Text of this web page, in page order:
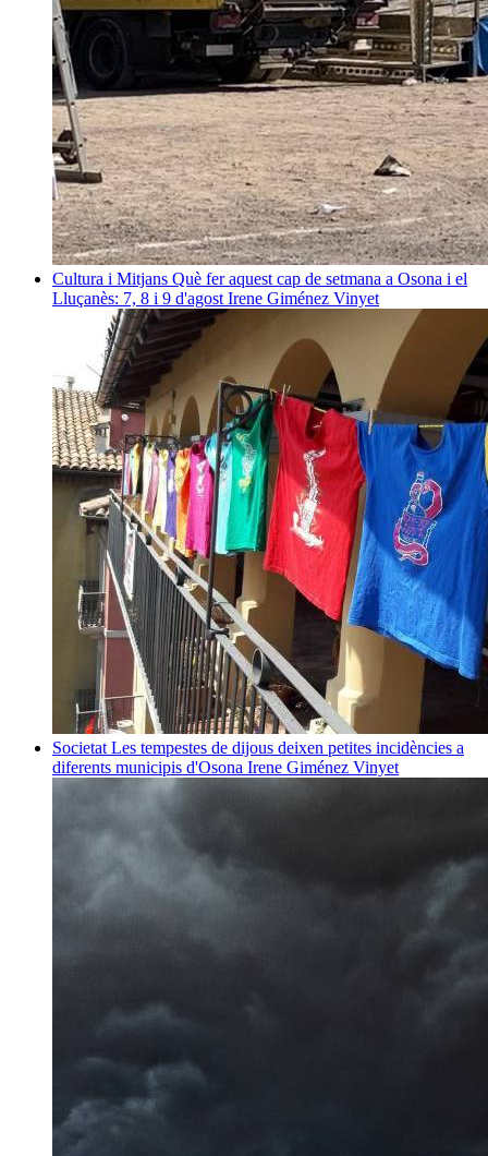
Cultura i Mitjans Què fer aquest cap de setmana a Osona i el
Lluçanès: 7, 8 i 9 d'agost Irene Giménez Vinyet
Societat Les tempestes de dijous deixen petites incidències a
diferents municipis d'Osona Irene Giménez Vinyet